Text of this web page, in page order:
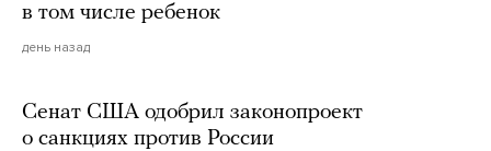
в том числе ребенок
день назад
Сенат США одобрил законопроект
о санкциях против России